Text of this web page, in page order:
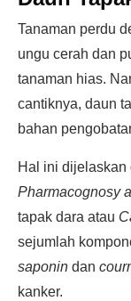
Tanaman perdu
ungu cerah dan
tanaman hias.
cantiknya, daun
bahan
Hal ini dijelaskan
Pharmacognosy
tapak dara atau
sejumlah
saponin dan
kanker.